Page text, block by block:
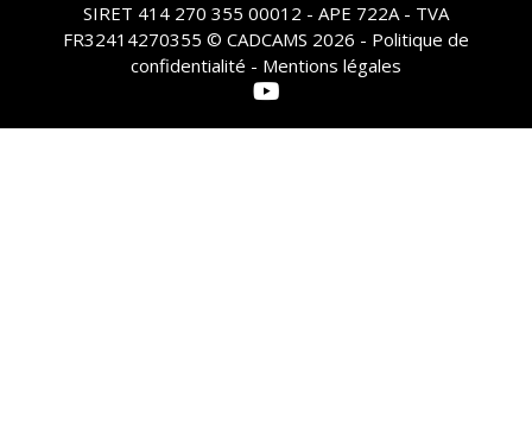
SIRET 414 270 355 00012 - APE 722A - TVA
FR32414270355 © CADCAMS 2026 - Politique de
confidentialité - Mentions légales